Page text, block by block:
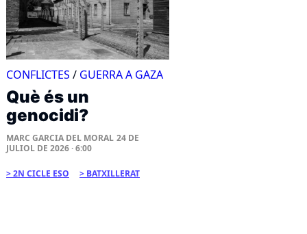
CONFLICTES / GUERRA A GAZA
Què és un
genocidi?
MARC GARCIA DEL MORAL 24 DE
JULIOL DE 2026 · 6:00
2N CICLE ESO BATXILLERAT